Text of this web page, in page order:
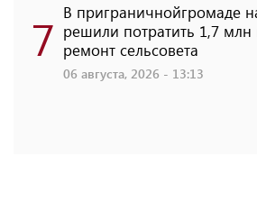
7 В приграничнойгромаде
решили потратить 1,7 млн
ремонт сельсовета
06 августа, 2026 - 13:13